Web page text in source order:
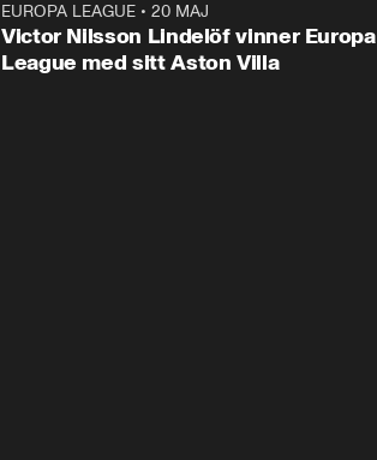
EUROPA LEAGUE • 20 MAJ
Victor Nilsson Lindelöf vinner Europa
League med sitt Aston Villa